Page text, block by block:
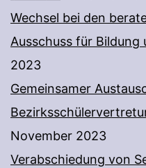
Wechsel bei den
Ausschuss für Bildung
2023
Gemeinsamer
November 2023
Verabschiedung von